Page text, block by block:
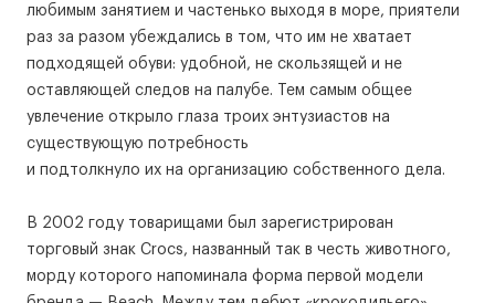
любимым занятием и частенько выходя в море, приятели
раз за разом убеждались в том, что им не хватает
подходящей обуви: удобной, не скользящей и не
оставляющей следов на палубе. Тем самым общее
увлечение открыло глаза троих энтузиастов на
существующую потребность
и подтолкнуло их на организацию собственного дела.
В 2002 году товарищами был зарегистрирован
торговый знак Crocs, названный так в честь животного,
морду которого напоминала форма первой модели